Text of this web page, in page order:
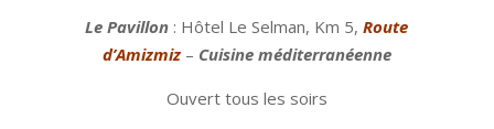
Le Pavillon : Hôtel Le Selman, Km 5,Route
d’Amizmiz– Cuisine méditerranéenne
Ouvert tous les soirs